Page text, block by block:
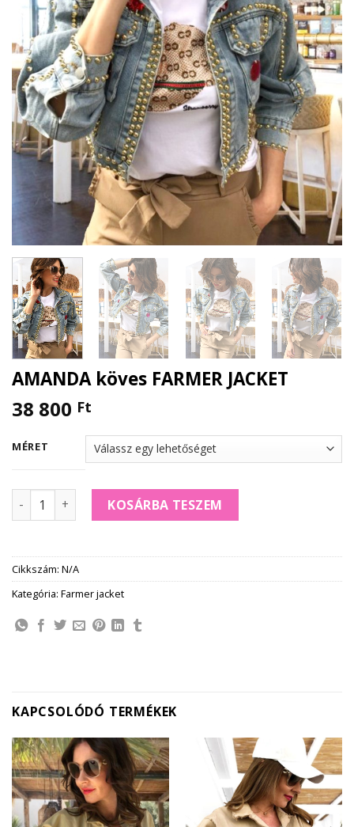
AMANDA köves FARMER JACKET
38 800 Ft
MÉRET
AMANDA köves FARMER JACKET mennyiség
KOSÁRBA TESZEM
Cikkszám: N/A
Kategória: Farmer jacket
KAPCSOLÓDÓ TERMÉKEK